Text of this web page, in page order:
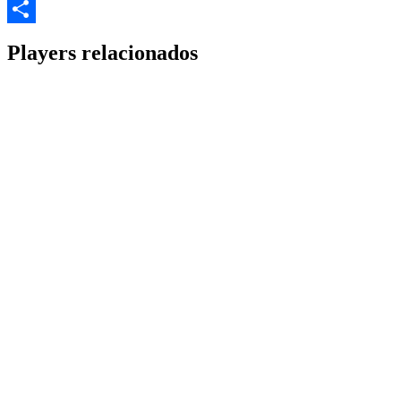
Email
Players relacionados